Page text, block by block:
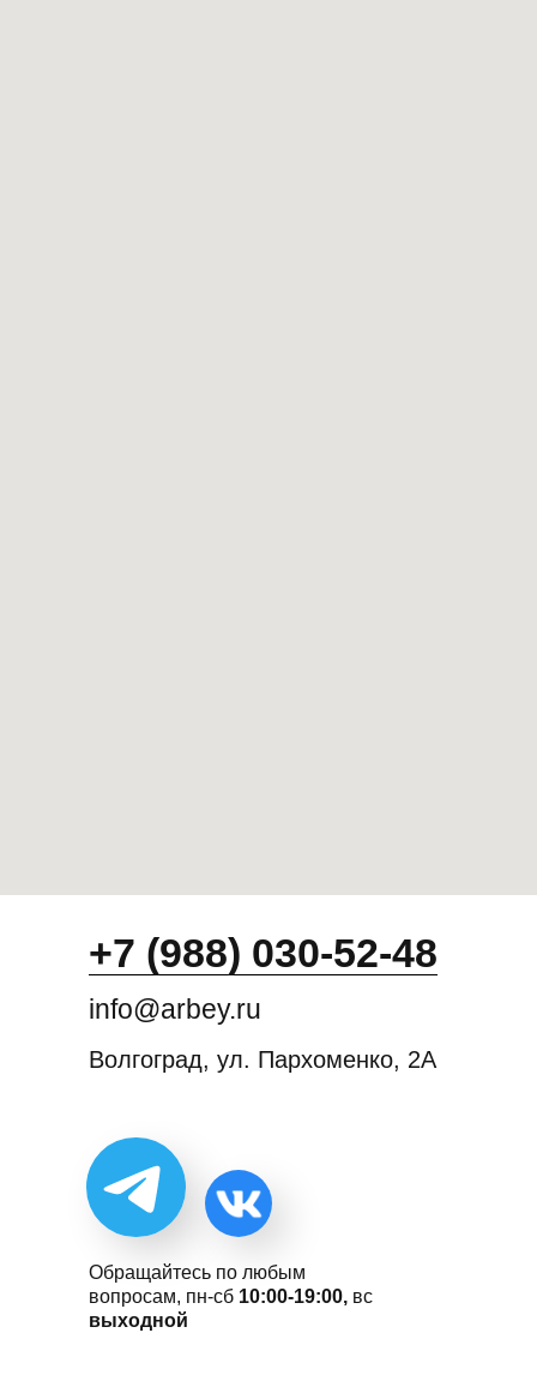
+7 (988) 030-52-48
info@arbey.ru
Обращайтесь по любым
вопросам, пн-сб 10:00-19:00, вс
выходной
Волгоград, ул. Пархоменко, 2А